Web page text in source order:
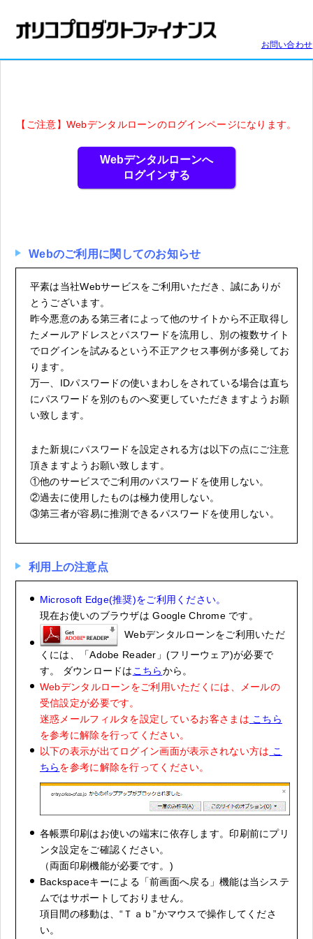
お問い合わせ
【ご注意】Webデンタルローンのログインページになります。
Webデンタルローンへ
ログインする
Webのご利用に関してのお知らせ
平素は当社Webサービスをご利用いただき、誠にありが
とうございます。
昨今悪意のある第三者によって他のサイトから不正取得し
たメールアドレスとパスワードを流用し、別の複数サイト
でログインを試みるという不正アクセス事例が多発してお
ります。
万一、IDパスワードの使いまわしをされている場合は直ち
にパスワードを別のものへ変更していただきますようお願
い致します。
また新規にパスワードを設定される方は以下の点にご注意
頂きますようお願い致します。
①他のサービスでご利用のパスワードを使用しない。
②過去に使用したものは極力使用しない。
③第三者が容易に推測できるパスワードを使用しない。
利用上の注意点
Microsoft Edge(推奨)をご利用ください。
現在お使いのブラウザはGoogle Chromeです。
Webデンタルローンをご利用いただ
くには、「Adobe Reader」(フリーウェア)が必要で
す。 ダウンロードは こちらから。
Webデンタルローンをご利用いただくには、メールの
受信設定が必要です。
迷惑メールフィルタを設定しているお客さまは こちら
を参考に解除を行ってください。
以下の表示が出てログイン画面が表示されない方は こ
ちらを参考に解除を行ってください。
各帳票印刷はお使いの端末に依存します。印刷前にプリ
ンタ設定をご確認ください。
（両面印刷機能が必要です。)
Backspaceキーによる「前画面へ戻る」機能は当システ
ムではサポートしておりません。
項目間の移動は、“Ｔａｂ”かマウスで操作してくださ
い。